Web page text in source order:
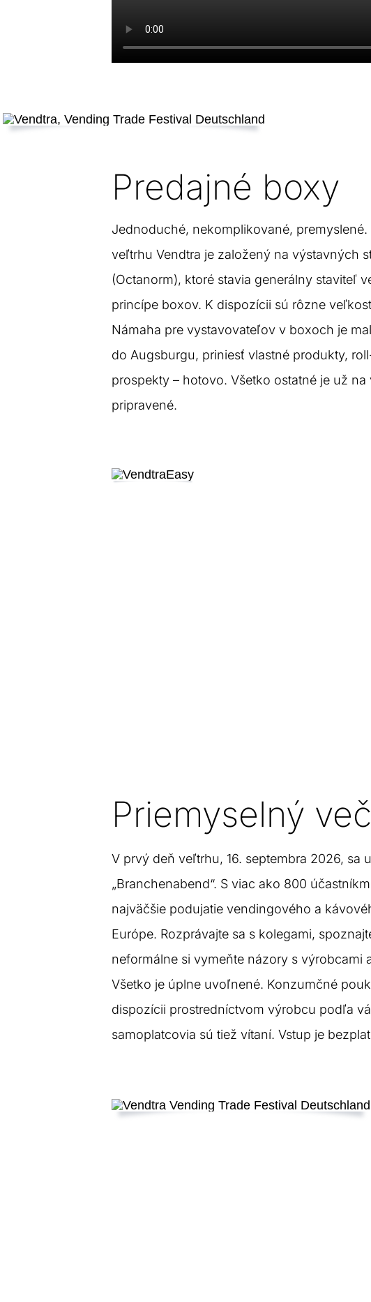
Predajné boxy
Jednoduché, nekomplikované, premyslené.
veľtrhu Vendtra je založený na výstavných
(Octanorm), ktoré stavia generálny staviteľ
princípe boxov. K dispozícii sú rôzne
Námaha pre vystavovateľov v boxoch je
do Augsburgu, priniesť vlastné produkty,
prospekty – hotovo. Všetko ostatné je už na
pripravené.
Priemyselný
V prvý deň veľtrhu, 16. septembra 2026, sa
„Branchenabend“. S viac ako 800
najväčšie podujatie vendingového a
Európe. Rozprávajte sa s kolegami,
neformálne si vymeňte názory s výrobcami
Všetko je úplne uvoľnené. Konzumčné
dispozícii prostredníctvom výrobcu podľa
samoplatcovia sú tiež vítaní. Vstup je